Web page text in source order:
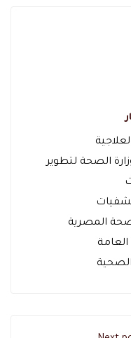
الصحة لتطوير
المصرية